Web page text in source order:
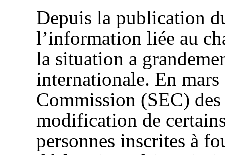
Depuis la publication
l’information liée au
la situation a
internationale. En
Commission (SEC)
modification de
personnes inscrites à